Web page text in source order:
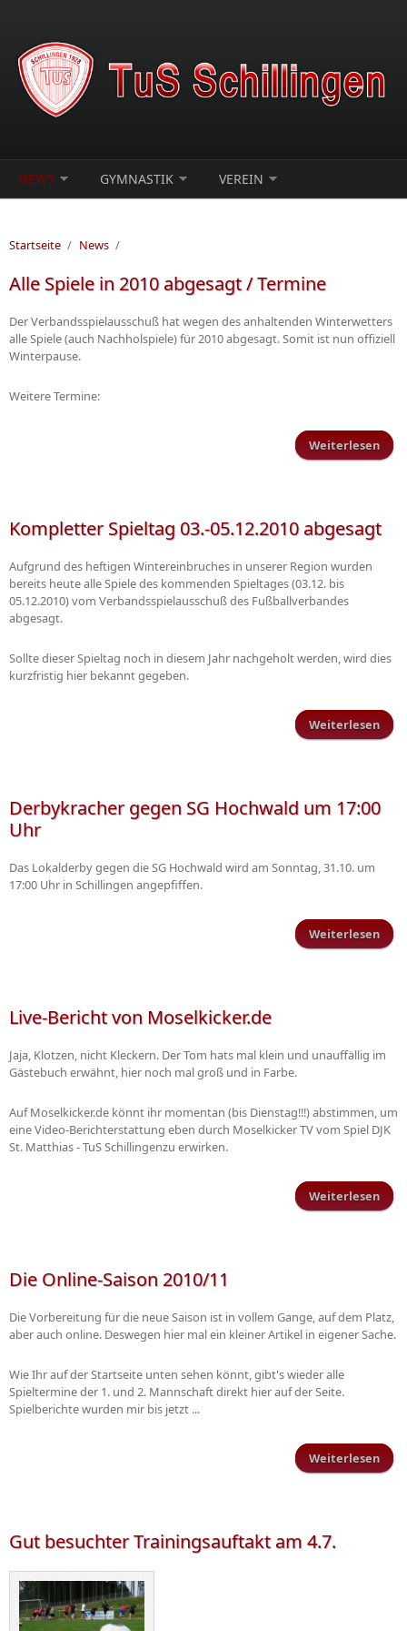
NEWS GYMNASTIK VEREIN
Startseite / News /
Alle Spiele in 2010 abgesagt / Termine
Der Verbandsspielausschuß hat wegen des anhaltenden Winterwetters
alle Spiele (auch Nachholspiele) für 2010 abgesagt. Somit ist nun offiziell
Winterpause.
Weitere Termine:
Weiterlesen
Kompletter Spieltag 03.-05.12.2010 abgesagt
Aufgrund des heftigen Wintereinbruches in unserer Region wurden
bereits heute alle Spiele des kommenden Spieltages (03.12. bis
05.12.2010) vom Verbandsspielausschuß des Fußballverbandes
abgesagt.
Sollte dieser Spieltag noch in diesem Jahr nachgeholt werden, wird dies
kurzfristig hier bekannt gegeben.
Weiterlesen
Derbykracher gegen SG Hochwald um 17:00
Uhr
Das Lokalderby gegen die SG Hochwald wird am Sonntag, 31.10. um
17:00 Uhr in Schillingen angepfiffen.
Weiterlesen
Live-Bericht von Moselkicker.de
Jaja, Klotzen, nicht Kleckern. Der Tom hats mal klein und unauffällig im
Gästebuch erwähnt, hier noch mal groß und in Farbe.
Auf Moselkicker.de könnt ihr momentan (bis Dienstag!!!) abstimmen, um
eine Video-Berichterstattung eben durch Moselkicker TV vom Spiel DJK
St. Matthias - TuS Schillingenzu erwirken.
Weiterlesen
Die Online-Saison 2010/11
Die Vorbereitung für die neue Saison ist in vollem Gange, auf dem Platz,
aber auch online. Deswegen hier mal ein kleiner Artikel in eigener Sache.
Wie Ihr auf der Startseite unten sehen könnt, gibt's wieder alle
Spieltermine der 1. und 2. Mannschaft direkt hier auf der Seite.
Spielberichte wurden mir bis jetzt ...
Weiterlesen
Gut besuchter Trainingsauftakt am 4.7.